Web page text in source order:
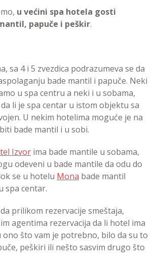
u većini spa hotela gosti
papuče i peškir.
sa 4 i 5 zvezdica podrazumeva se da
bade mantil i papuče. Neki
u spa centru a neki i u sobama,
li je spa centar u istom objektu sa
U nekim hotelima moguće je na
bade mantil i u sobi.
Izvor ima bade mantile u sobama,
odeveni u bade mantile da odu do
se u hotelu Mona bade mantil
spa centar.
prilikom rezervacije smeštaja,
agentima rezervacija da li hotel ima
što vam je potrebno, bilo da su to
peškiri ili nešto sasvim drugo što